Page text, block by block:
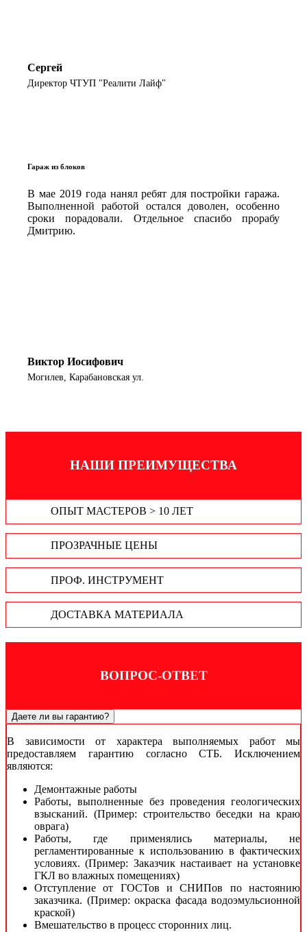
Сергей
Директор ЧТУП "Реалити Лайф"
Гараж из блоков
В мае 2019 года нанял ребят для постройки гаража.
Выполненной работой остался доволен, особенно
сроки порадовали. Отдельное спасибо прорабу
Дмитрию.
Виктор Иосифович
Могилев, Карабановская ул.
НАШИ ПРЕИМУЩЕСТВА
ОПЫТ МАСТЕРОВ > 10 ЛЕТ
ПРОЗРАЧНЫЕ ЦЕНЫ
ПРОФ. ИНСТРУМЕНТ
ДОСТАВКА МАТЕРИАЛА
ВОПРОС-ОТВЕТ
Даете ли вы гарантию?
В зависимости от характера выполняемых работ мы
предоставляем гарантию согласно СТБ. Исключением
являются:
Демонтажные работы
Работы, выполненные без проведения геологических
взысканий. (Пример: строительство беседки на краю
оврага)
Работы, где применялись материалы, не
регламентированные к использованию в фактических
условиях. (Пример: Заказчик настаивает на установке
ГКЛ во влажных помещениях)
Отступление от ГОСТов и СНИПов по настоянию
заказчика. (Пример: окраска фасада водоэмульсионной
краской)
Вмешательство в процесс сторонних лиц.